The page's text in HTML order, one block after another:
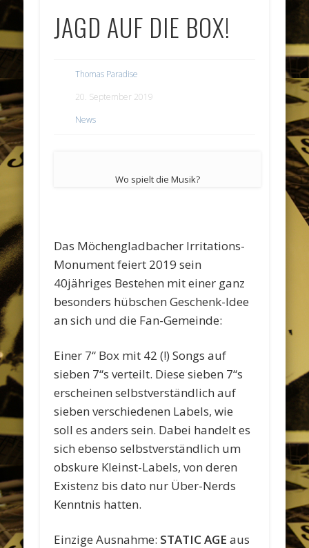
JAGD AUF DIE BOX!
Thomas Paradise
20. September 2019
News
Wo spielt die Musik?
Das Möchengladbacher Irritations-
Monument feiert 2019 sein
40jähriges Bestehen mit einer ganz
besonders hübschen Geschenk-Idee
an sich und die Fan-Gemeinde:
Einer 7“ Box mit 42 (!) Songs auf
sieben 7“s verteilt. Diese sieben 7“s
erscheinen selbstverständlich auf
sieben verschiedenen Labels, wie
soll es anders sein. Dabei handelt es
sich ebenso selbstverständlich um
obskure Kleinst-Labels, von deren
Existenz bis dato nur Über-Nerds
Kenntnis hatten.
Einzige Ausnahme: STATIC AGE aus